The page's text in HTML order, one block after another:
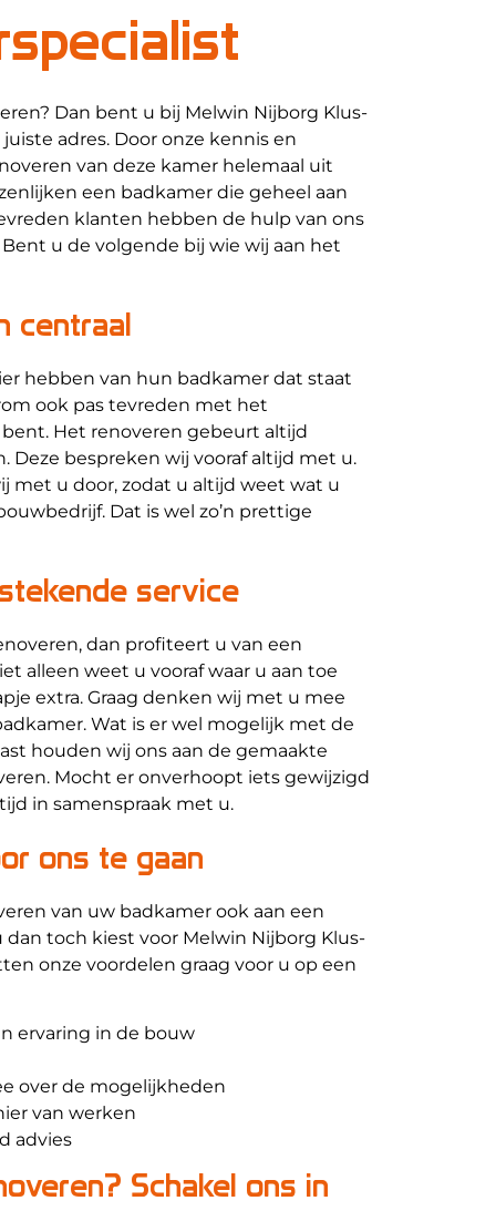
Dan bent u bij Melwin Nijborg Klus-
adres. Door onze kennis en
van deze kamer helemaal uit
een badkamer die geheel aan
klanten hebben de hulp van ons
u de volgende bij wie wij aan het
centraal
hebben van hun badkamer dat staat
ook pas tevreden met het
Het renoveren gebeurt altijd
Deze bespreken wij vooraf altijd met u.
met u door, zodat u altijd weet wat u
Dat is wel zo’n prettige
service
dan profiteert u van een
alleen weet u vooraf waar u aan toe
extra. Graag denken wij met u mee
Wat is er wel mogelijk met de
houden wij ons aan de gemaakte
Mocht er onverhoopt iets gewijzigd
in samenspraak met u.
ons te gaan
van uw badkamer ook aan een
dan toch kiest voor Melwin Nijborg Klus-
onze voordelen graag voor u op een
ervaring in de bouw
over de mogelijkheden
van werken
advies
Schakel ons in